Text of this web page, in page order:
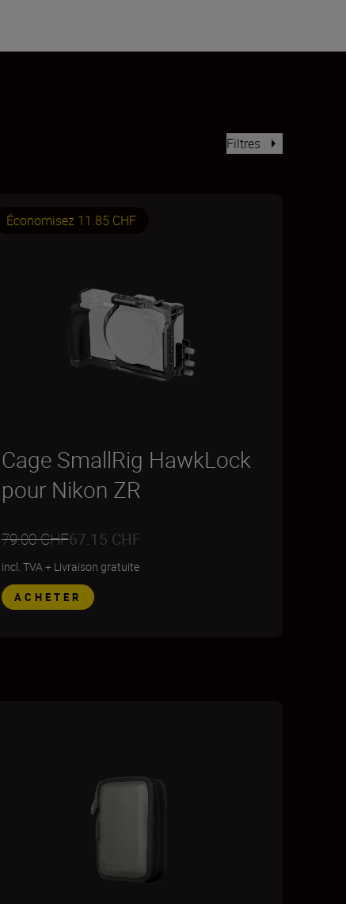
Filtres
Économisez 11.85 CHF
Cage SmallRig HawkLock
pour Nikon ZR
79.00 CHF67.15 CHF
incl. TVA+ Livraison gratuite
ACHETER